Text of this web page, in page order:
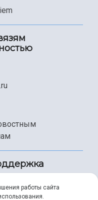
работы сайта